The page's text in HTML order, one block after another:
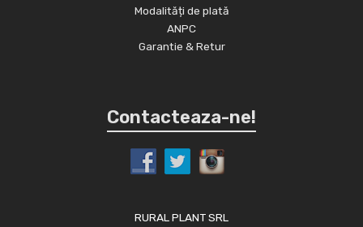
Modalități de plată
ANPC
Garantie & Retur
Contacteaza-ne!
RURAL PLANT SRL